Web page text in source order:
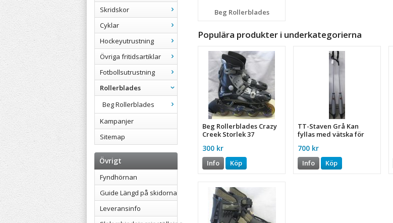
Skridskor
Cyklar
Hockeyutrustning
Övriga fritidsartiklar
Fotbollsutrustning
Rollerblades
Beg Rollerblades
Kampanjer
Sitemap
Övrigt
Fyndhörnan
Guide Längd på skidorna
Leveransinfo
Beg Rollerblades
Populära produkter i underkategorierna
Beg Rollerblades Crazy
Creek Storlek 37
300 kr
Info Köp
TT-Staven Grå Kan
fyllas med vätska för
700 kr
Info Köp